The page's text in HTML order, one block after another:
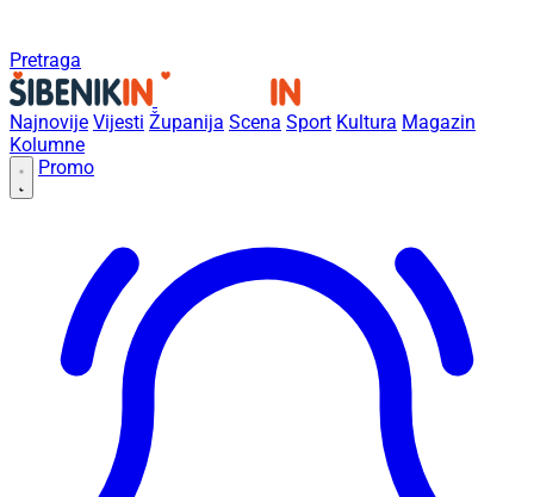
Pretraga
Najnovije Vijesti Županija Scena Sport Kultura Magazin
Kolumne
Promo